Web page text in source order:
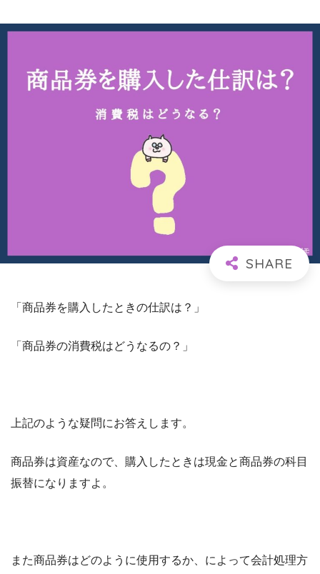
「商品券を購入したときの仕訳は？」
「商品券の消費税はどうなるの？」
上記のような疑問にお答えします。
商品券は資産なので、購入したときは現金と商品券の科目
振替になりますよ。
また商品券はどのように使用するか、によって会計処理方